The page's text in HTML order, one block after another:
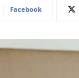
Facebook